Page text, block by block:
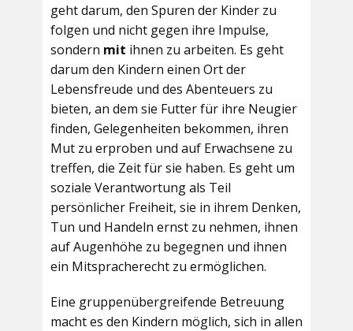
geht darum, den Spuren der Kinder zu
folgen und nicht gegen ihre Impulse,
sondern mit ihnen zu arbeiten. Es geht
darum den Kindern einen Ort der
Lebensfreude und des Abenteuers zu
bieten, an dem sie Futter für ihre Neugier
finden, Gelegenheiten bekommen, ihren
Mut zu erproben und auf Erwachsene zu
treffen, die Zeit für sie haben. Es geht um
soziale Verantwortung als Teil
persönlicher Freiheit, sie in ihrem Denken,
Tun und Handeln ernst zu nehmen, ihnen
auf Augenhöhe zu begegnen und ihnen
ein Mitspracherecht zu ermöglichen.
Eine gruppenübergreifende Betreuung
macht es den Kindern möglich, sich in allen